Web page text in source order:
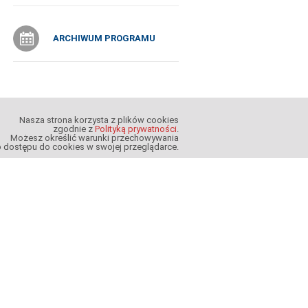
ARCHIWUM PROGRAMU
Nasza strona korzysta z plików cookies
zgodnie z Polityką prywatności
Możesz określić warunki przechowywania
dostępu do cookies w swojej przeglądarce.